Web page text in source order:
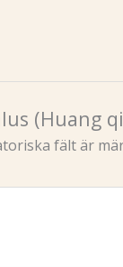
(Huang
fält är